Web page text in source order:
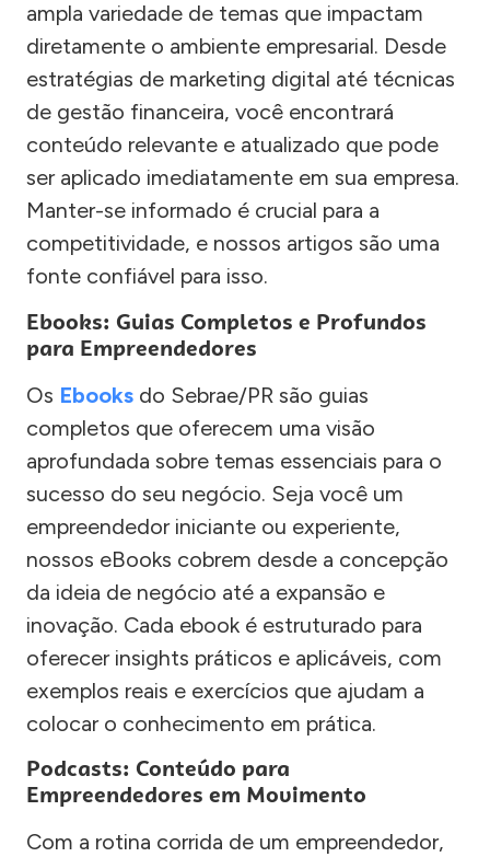
ampla variedade de temas que impactam
diretamente o ambiente empresarial. Desde
estratégias de marketing digital até técnicas
de gestão financeira, você encontrará
conteúdo relevante e atualizado que pode
ser aplicado imediatamente em sua empresa.
Manter-se informado é crucial para a
competitividade, e nossos artigos são uma
fonte confiável para isso.
Ebooks: Guias Completos e Profundos
para Empreendedores
Os Ebooks do Sebrae/PR são guias
completos que oferecem uma visão
aprofundada sobre temas essenciais para o
sucesso do seu negócio. Seja você um
empreendedor iniciante ou experiente,
nossos eBooks cobrem desde a concepção
da ideia de negócio até a expansão e
inovação. Cada ebook é estruturado para
oferecer insights práticos e aplicáveis, com
exemplos reais e exercícios que ajudam a
colocar o conhecimento em prática.
Podcasts: Conteúdo para
Empreendedores em Movimento
Com a rotina corrida de um empreendedor,